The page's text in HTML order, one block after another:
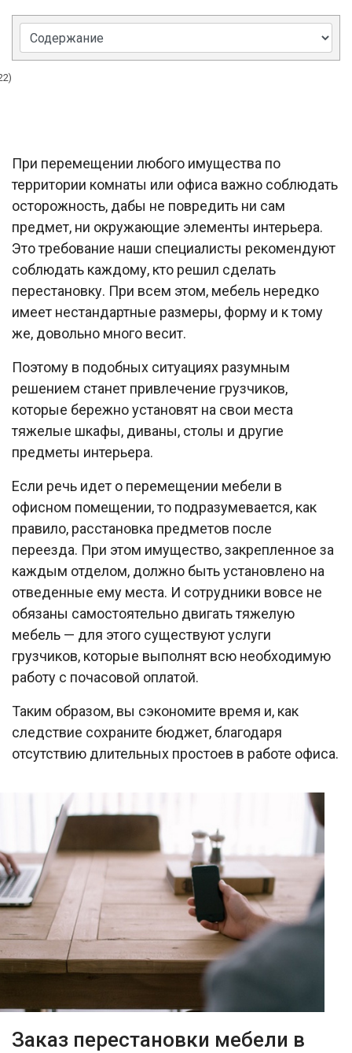
При перемещении любого имущества по
территории комнаты или офиса важно соблюдать
осторожность, дабы не повредить ни сам
предмет, ни окружающие элементы интерьера.
Это требование наши специалисты рекомендуют
соблюдать каждому, кто решил сделать
перестановку. При всем этом, мебель нередко
имеет нестандартные размеры, форму и к тому
же, довольно много весит.
Поэтому в подобных ситуациях разумным
решением станет привлечение грузчиков,
которые бережно установят на свои места
тяжелые шкафы, диваны, столы и другие
предметы интерьера.
Если речь идет о перемещении мебели в
офисном помещении, то подразумевается, как
правило, расстановка предметов после
переезда. При этом имущество, закрепленное за
каждым отделом, должно быть установлено на
отведенные ему места. И сотрудники вовсе не
обязаны самостоятельно двигать тяжелую
мебель — для этого существуют услуги
грузчиков, которые выполнят всю необходимую
работу с почасовой оплатой.
Таким образом, вы сэкономите время и, как
следствие сохраните бюджет, благодаря
отсутствию длительных простоев в работе офиса.
Заказ перестановки мебели в